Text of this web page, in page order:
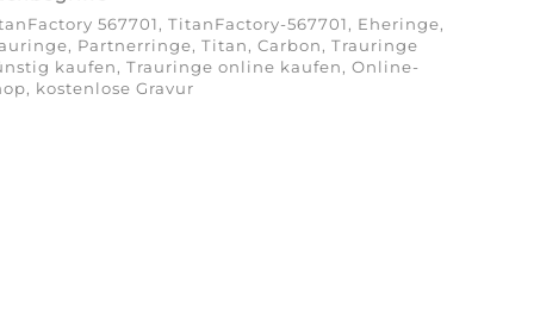
567701, TitanFactory-567701, Eheringe,
Partnerringe, Titan, Carbon, Trauringe
kaufen, Trauringe online kaufen, Online-
kostenlose Gravur